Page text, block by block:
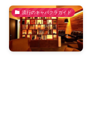
流行のキャバクラガイド